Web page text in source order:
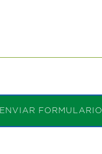
ENVIAR FORMULARIO